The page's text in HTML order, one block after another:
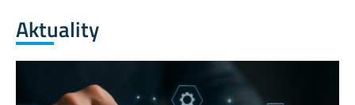
Aktuality